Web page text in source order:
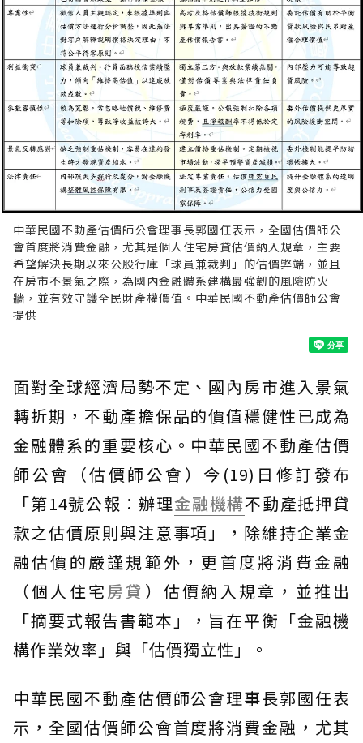
中華民國不動產估價師公會理事長郭國任表示，全國估價師公
會首度將消費金融，尤其是個人住宅房貸估價納入規章，主要
希望解決長期以來公股行庫「球員兼裁判」的估價弊端，並且
在房市不景氣之際，為國內金融體系建構最強韌的風險防火
牆，並有效守護全民財產權價值。中華民國不動產估價師公會
提供
面對全球經濟局勢不定、國內房市進入景氣
轉折期，不動產擔保品的價值穩健性已成為
金融體系的重要核心。中華民國不動產估價
師公會（估價師公會）今(19)日修訂發布
「第14號公報：辦理金融機構不動產抵押貸
款之估價原則與注意事項」，除維持企業金
融估價的嚴謹規範外，更首度將消費金融
（個人住宅房貸 ）估價納入規章，並推出
「摘要式報告書範本」，旨在平衡「金融機
構作業效率」與「估價獨立性」。
中華民國不動產估價師公會理事長郭國任表
示，全國估價師公會首度將消費金融，尤其